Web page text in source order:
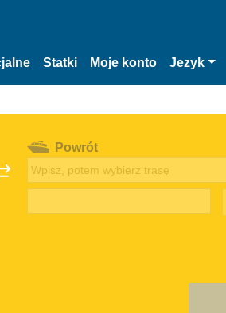
Statki Moje konto Jezyk
Powrót